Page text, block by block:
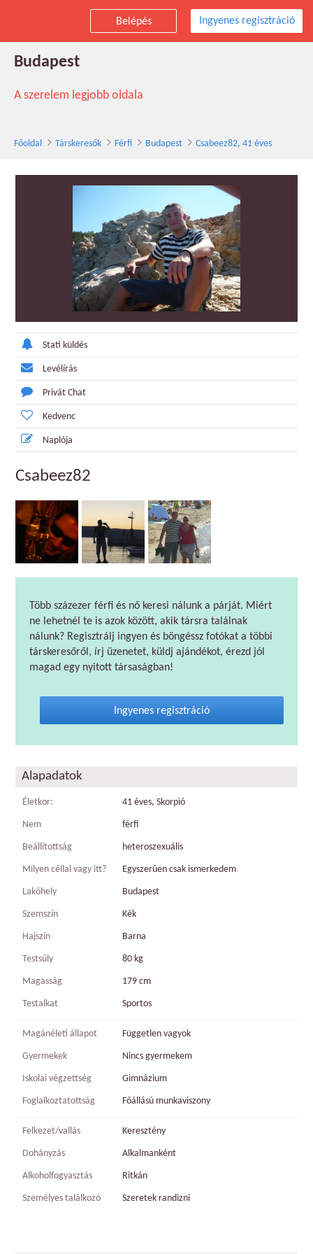
Belépés Ingyenes regisztráció
Csabeez82 társkereső férfi, 41 éves,
Budapest
A szerelem legjobb oldala
Főoldal Társkeresők Férfi Budapest Csabeez82, 41 éves
Stati küldés
Levélírás
Privát Chat
Kedvenc
Naplója
Csabeez82
Több százezer férfi és nő keresi nálunk a párját. Miért
ne lehetnél te is azok között, akik társra találnak
nálunk? Regisztrálj ingyen és böngéssz fotókat a többi
társkeresőről, írj üzenetet, küldj ajándékot, érezd jól
magad egy nyitott társaságban!
Ingyenes regisztráció
Alapadatok
Életkor: 41 éves, Skorpió
Nem férfi
Beállítottság heteroszexuális
Milyen céllal vagy itt? Egyszerûen csak ismerkedem
Lakóhely Budapest
Szemszín Kék
Hajszín Barna
Testsúly 80 kg
Magasság 179 cm
Testalkat Sportos
Magánéleti állapot Független vagyok
Gyermekek Nincs gyermekem
Iskolai végzettség Gimnázium
Foglalkoztatottság Főállású munkaviszony
Felkezet/vallás Keresztény
Dohányzás Alkalmanként
Alkoholfogyasztás Ritkán
Személyes találkozó Szeretek randizni